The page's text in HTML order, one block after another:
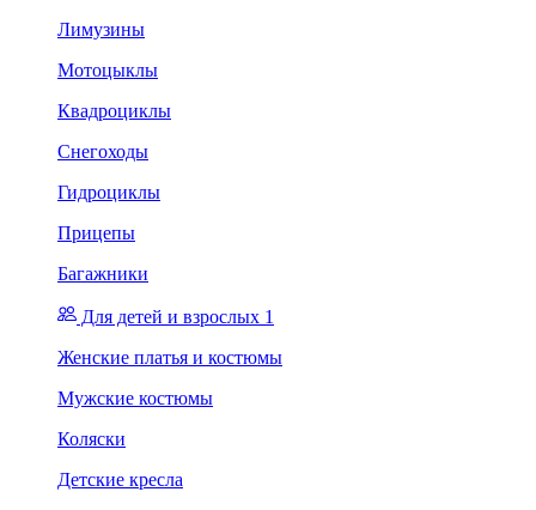
Лимузины
Мотоцыклы
Квадроциклы
Снегоходы
Гидроциклы
Прицепы
Багажники
Для детей и взрослых 1
Женские платья и костюмы
Мужские костюмы
Коляски
Детские кресла